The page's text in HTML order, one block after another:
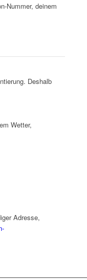
Nummer, deinem
Deshalb
Wetter,
Adresse,